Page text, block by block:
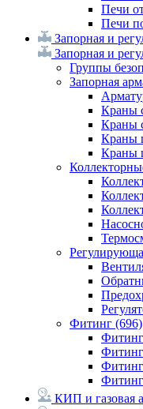
Печи
Печи
Запорная и
Запорная и
Группы
Запорная
Краны
Краны
Краны
Краны
Фитинг (696)
Фитинг
Фитинг
КИП и газовая